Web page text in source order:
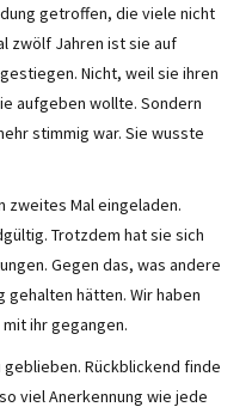
getroffen, die viele nicht
zwölf Jahren ist sie auf
Nicht, weil sie ihren
aufgeben wollte. Sondern
stimmig war. Sie wusste
zweites Mal eingeladen.
Trotzdem hat sie sich
Gegen das, was andere
gehalten hätten. Wir haben
ihr gegangen.
Rückblickend finde
viel Anerkennung wie jede